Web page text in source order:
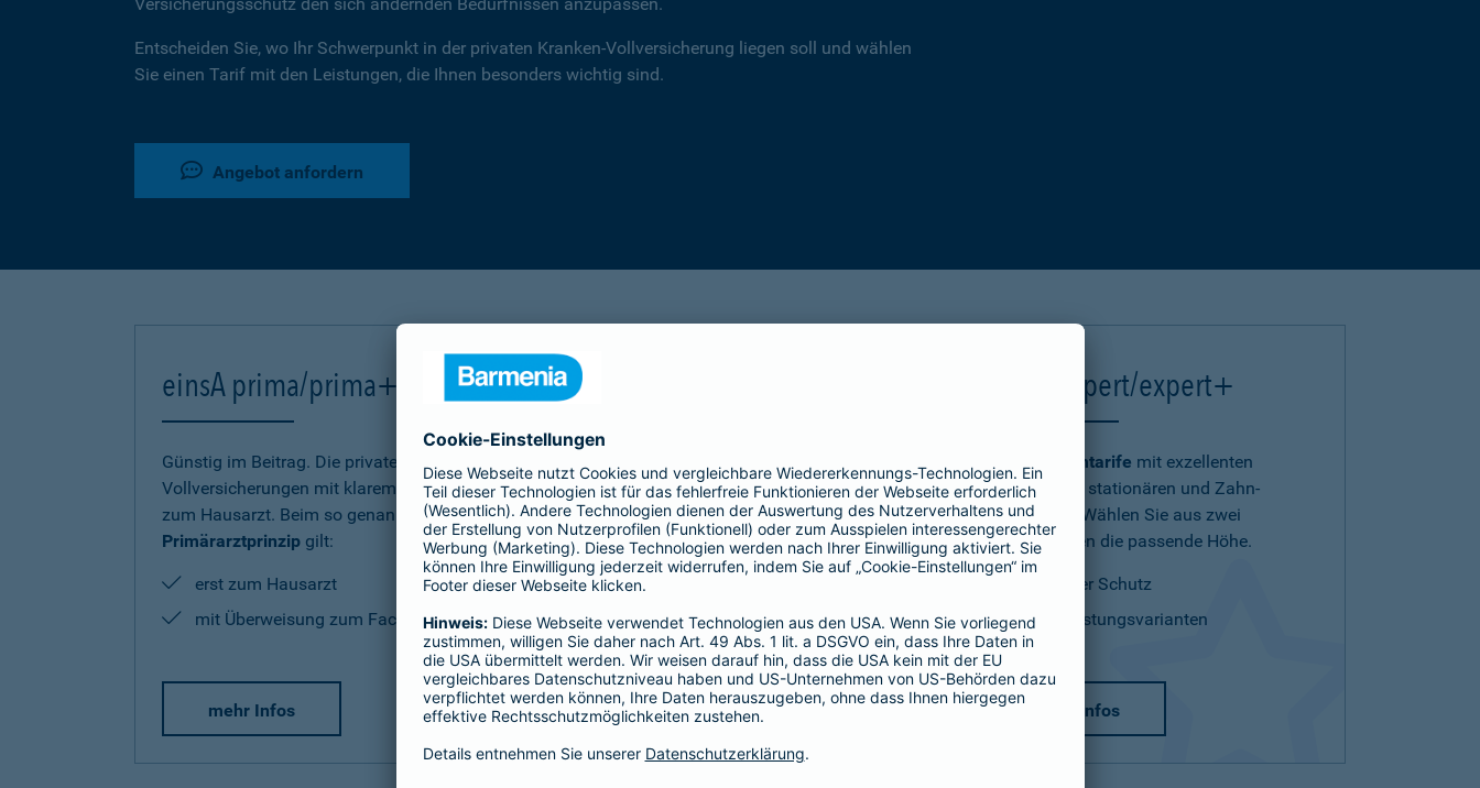
Entscheiden Sie, wo Ihr Schwerpunkt in der privaten Kranken-Vollversicherung liegen soll und wählen
Sie einen Tarif mit den Leistungen, die Ihnen besonders wichtig sind.
Angebot anfordern
einsA prima/prima+
Günstig im Beitrag. Die privaten Kranken-
Vollversicherungen mit klarem Bekenntnis
zum Hausarzt. Beim so genannten
Primärarztprinzip gilt:
erst zum Hausarzt
mit Überweisung zum Facharzt
mehr Infos
einsA primex
Hochwertiger Schutz mit Schwerpunkt auf
Leistungen in der ambulanten Versorgung.
Hier entscheiden Sie, ob Hausarzt oder
direkt zum Facharzt.
hochwertige ambulante Leistungen
Basisleistung im stationären Bereich
mehr Infos
einsA expert/expert+
Die Premiumtarife mit exzellenten
ambulanten, stationären und Zahn-
Leistungen. Wählen Sie aus zwei
Tarifvarianten die passende Höhe.
optimaler Schutz
zwei Leistungsvarianten
mehr Infos